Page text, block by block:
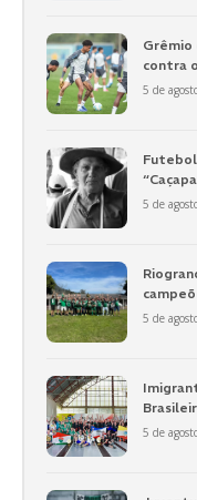
Grêmio
contra
5 de
5 de
5 de
5 de